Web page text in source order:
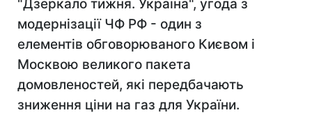
"Дзеркало тижня. Україна", угода з
модернізації ЧФ РФ - один з
елементів обговорюваного Києвом і
Москвою великого пакета
домовленостей, які передбачають
зниження ціни на газ для України.